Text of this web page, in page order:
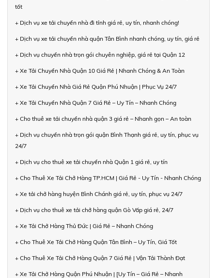
tốt
+ Dịch vụ xe tải chuyển nhà đi tỉnh giá rẻ, uy tín, nhanh chóng!
+ Dịch vụ xe tải chuyển nhà quận Tân Bình nhanh chóng, uy tín, giá rẻ
+ Dịch vụ chuyển nhà trọn gói chuyên nghiệp, giá rẻ tại Quận 12
+ Xe Tải Chuyển Nhà Quận 10 Giá Rẻ | Nhanh Chóng & An Toàn
+ Xe Tải Chuyển Nhà Giá Rẻ Quận Phú Nhuận | Phục Vụ 24/7
+ Xe Tải Chuyển Nhà Quận 7 Giá Rẻ – Uy Tín – Nhanh Chóng
+ Cho thuê xe tải chuyển nhà quận 3 giá rẻ – Nhanh gọn – An toàn
+ Dịch vụ chuyển nhà trọn gói quận Bình Thạnh giá rẻ, uy tín, phục vụ
24/7
+ Dịch vụ cho thuê xe tải chuyển nhà Quận 1 giá rẻ, uy tín
+ Cho Thuê Xe Tải Chở Hàng TP.HCM | Giá Rẻ - Uy Tín - Nhanh Chóng
+ Xe tải chở hàng huyện Bình Chánh giá rẻ, uy tín, phục vụ 24/7
+ Dịch vụ cho thuê xe tải chở hàng quận Gò Vấp giá rẻ, 24/7
+ Xe Tải Chở Hàng Thủ Đức | Giá Rẻ – Nhanh Chóng
+ Cho Thuê Xe Tải Chở Hàng Quận Tân Bình – Uy Tín, Giá Tốt
+ Cho Thuê Xe Tải Chở Hàng Quận 7 Giá Rẻ | Vận Tải Thành Đạt
+ Xe Tải Chở Hàng Quận Phú Nhuận | [Uy Tín – Giá Rẻ – Nhanh